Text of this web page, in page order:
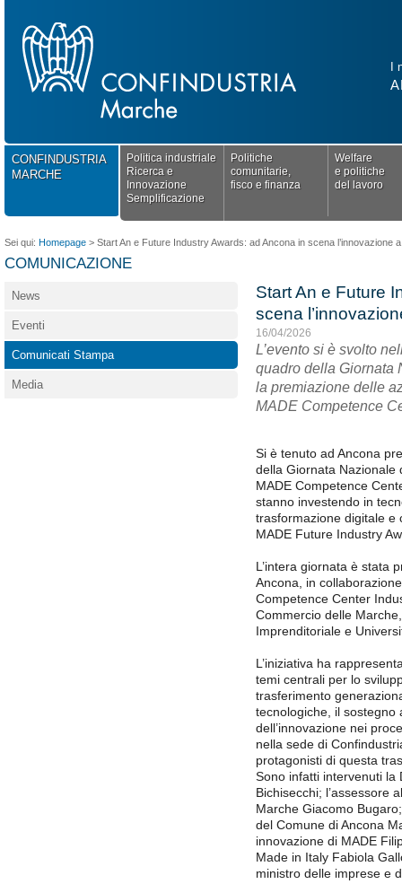
CONFINDUSTRIA
MARCHE
Politica industriale
Ricerca e
Innovazione
Semplificazione
Politiche
comunitarie,
fisco e finanza
Welfare
e politiche
del lavoro
Sei qui: Homepage > Start An e Future Industry Awards: ad Ancona in scena l’innovazione
COMUNICAZIONE
Start An e Future
scena
16/04/2026
L’evento si è svolto
quadro della Giornata
la premiazione delle
MADE Competence
Si è tenuto ad Ancona
della Giornata Nazionale
MADE Competence
stanno investendo in
trasformazione digitale e
MADE Future Industry
L’intera giornata è stata
Ancona, in
Competence Center
Commercio delle
Imprenditoriale e
L’iniziativa ha
temi centrali per lo
trasferimento
tecnologiche, il sostegno
dell’innovazione nei
nella sede di
protagonisti di questa
Sono infatti intervenuti la
Bichisecchi; l’assessore
Marche Giacomo
del Comune di Ancona
innovazione di MADE
Made in Italy Fabiola
ministro delle imprese e
News
Eventi
Comunicati Stampa
Media